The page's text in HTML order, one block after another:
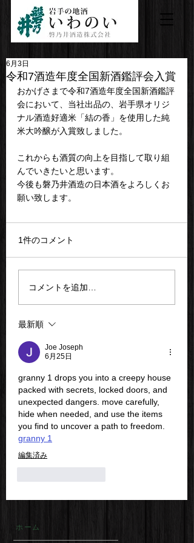
令和7酒造年度全国新酒鑑評会入賞
6月3日
おかげさまで令和7酒造年度全国新酒鑑評
会において、当社出品の、岩手県オリジ
ナル酒造好適米「結の香」を使用した純
米大吟醸が入賞致しました。
これからも酒質の向上を目指して取り組
んでいきたいと思います。
今後も磐乃井酒造の日本酒をよろしくお
願い致します。
1件のコメント
コメントを追加…
最新順
Joe Joseph
6月25日
granny 1 drops you into a creepy house
packed with secrets, locked doors, and
unexpected dangers. move carefully,
hide when needed, and use the items
you find to uncover a path to freedom.
granny 1
編集済み
ホーム